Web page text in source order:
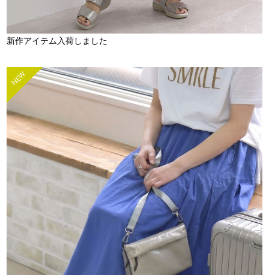
新作アイテム入荷しました